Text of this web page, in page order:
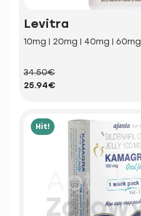
Levitra
10mg | 20mg | 40mg | 60mg
34.50€
25.94€
Hit!